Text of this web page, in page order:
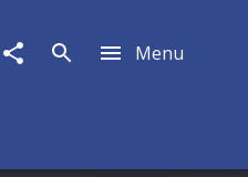
Menu